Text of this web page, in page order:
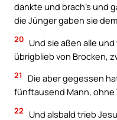
dankte und brach’s und
die Jünger gaben sie
20 Und sie aßen alle
übrigblieb von Brocken,
21
Die aber gegessen
fünftausend Mann, ohne
22 Und alsbald trieb